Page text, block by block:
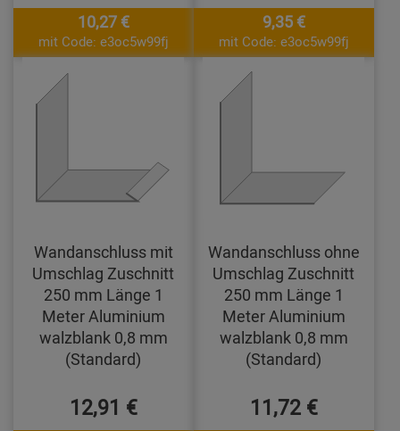
10,27 €
mit Code: e3oc5w99fj
9,35 €
mit Code: e3oc5w99fj
Wandanschluss mit
Umschlag Zuschnitt
250 mm Länge 1
Meter Aluminium
walzblank 0,8 mm
(Standard)
12,91 €
Wandanschluss ohne
Umschlag Zuschnitt
250 mm Länge 1
Meter Aluminium
walzblank 0,8 mm
(Standard)
11,72 €